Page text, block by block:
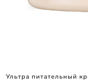
Ультра питательный